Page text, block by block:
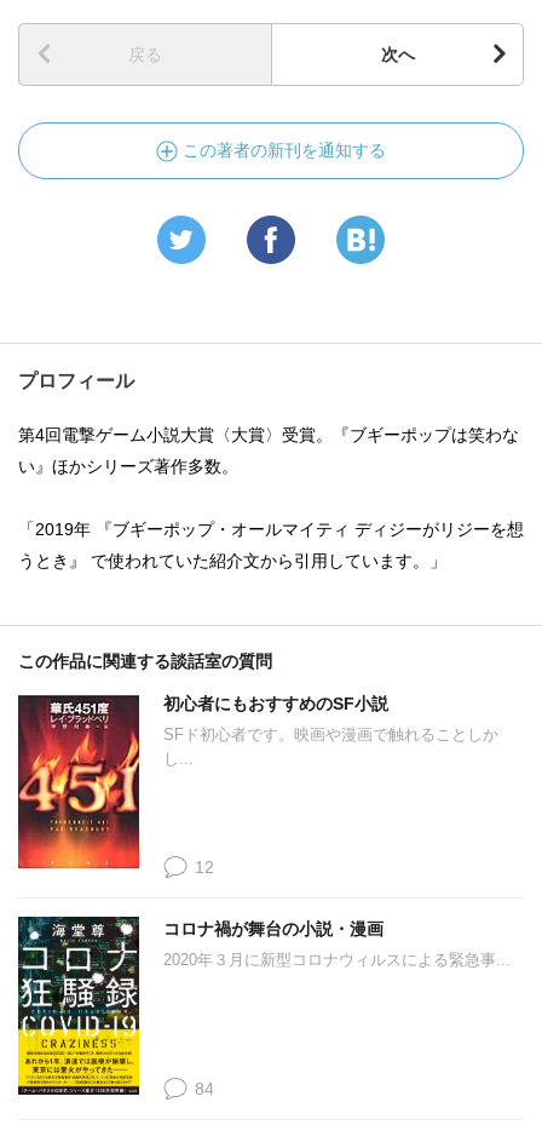
戻る 次へ
この著者の新刊を通知する
プロフィール
第4回電撃ゲーム小説大賞〈大賞〉受賞。『ブギーポップは笑わな
い』ほかシリーズ著作多数。
「2019年 『ブギーポップ・オールマイティ ディジーがリジーを想
うとき』 で使われていた紹介文から引用しています。」
この作品に関連する談話室の質問
初心者にもおすすめのSF小説
SFド初心者です。映画や漫画で触れることしか
し...
12
コロナ禍が舞台の小説・漫画
2020年３月に新型コロナウィルスによる緊急事...
84